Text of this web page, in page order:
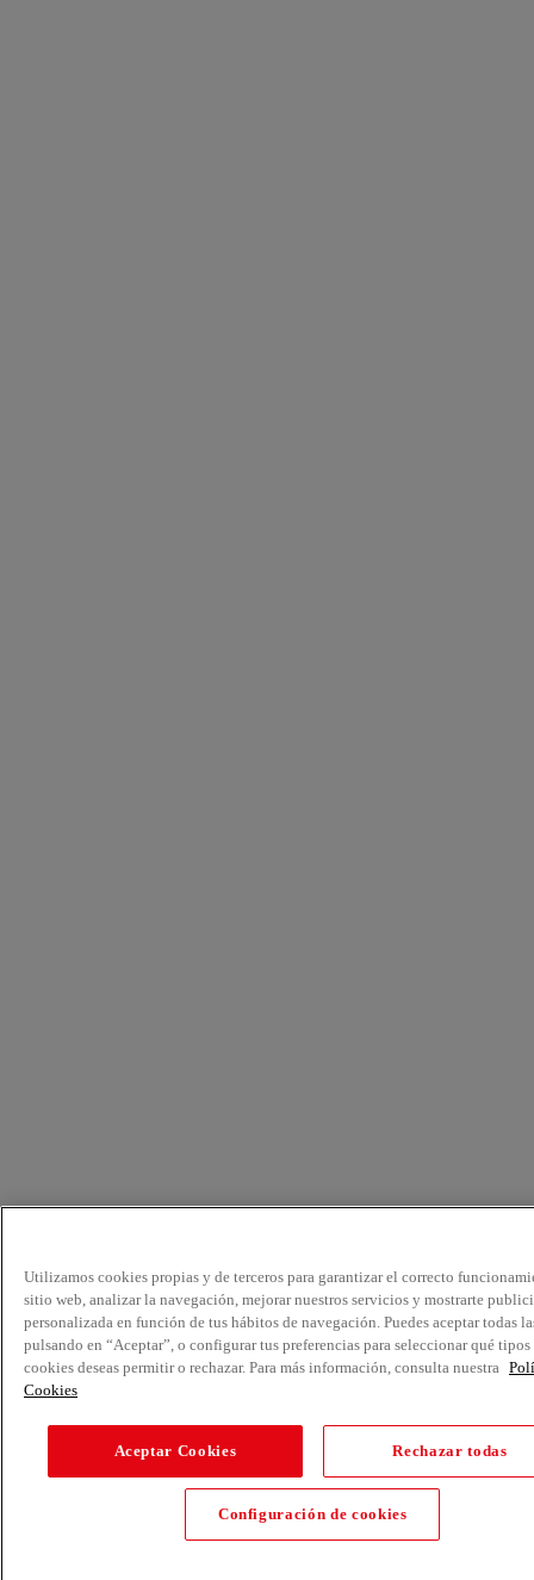
Utilizamos cookies propias y de terceros para garantizar el correcto
sitio web, analizar la navegación, mejorar nuestros servicios y mostrarte
personalizada en función de tus hábitos de navegación. Puedes aceptar todas
pulsando en “Aceptar”, o configurar tus preferencias para seleccionar qué tipos
cookies deseas permitir o rechazar. Para más información, consulta nuestra
Cookies
Aceptar Cookies Rechazar todas
Configuración de cookies